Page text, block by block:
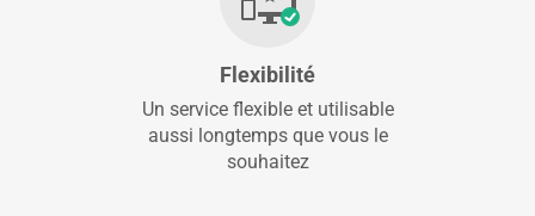
Flexibilité
Un service flexible et utilisable
aussi longtemps que vous le
souhaitez